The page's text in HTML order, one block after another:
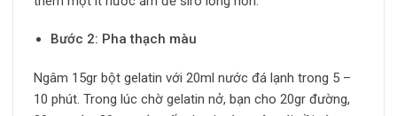
Bước 2: Pha thạch màu
Ngâm 15gr bột gelatin với 20ml nước đá lạnh trong 5 –
10 phút. Trong lúc chờ gelatin nở, bạn cho 20gr đường,